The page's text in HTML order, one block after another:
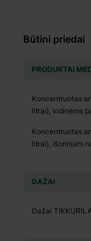
Būtini priedai
PRODUKTAI
Koncentruotas
litrai), vidinėms
Koncentruotas
litrai), išoriniam
DAŽAI
Dažai
245 €